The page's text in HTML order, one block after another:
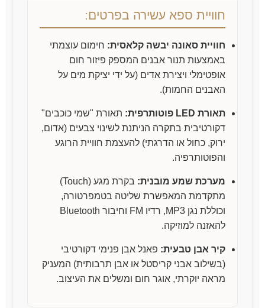
חוויית ספא עשירה בפרטים:
חוויית סאונה יבשה קלאסית: חימום עוצמתי
באמצעות תנור אבנים המספק פיזור חום
אופטימלי ויצירת אדים (על ידי יציקת מים על
האבנים החמות).
תאורת LED פוטותרפית:
תאורת "שמי כוכבים"
דקורטיבית בתקרה הניתנת לשינוי צבעים (אדום,
ירוק, כחול או הדרגתי) להעצמת חוויית הרוגע
והפוטותרפיה.
מערכת שמע מובנית:
בקרת מגע (Touch)
מתקדמת המאפשרת שליטה בטמפרטורה,
וכוללת נגן MP3, רדיו FM וחיבור Bluetooth
להאזנה למוזיקה.
קיר אבן טבעית: פאנל אבן פנימי דקורטיבי
(בשילוב אבני קריסטל או אבן תרבותית) המעניק
מראה יוקרתי, אוגר חום ומשלים את העיצוב.